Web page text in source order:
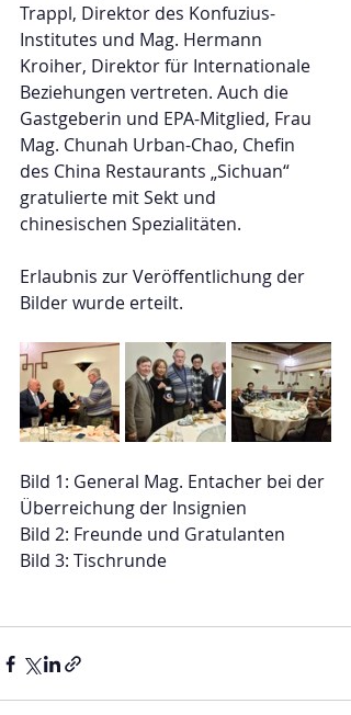
Trappl, Direktor des Konfuzius-
Institutes und Mag. Hermann
Kroiher, Direktor für Internationale
Beziehungen vertreten. Auch die
Gastgeberin und EPA-Mitglied, Frau
Mag. Chunah Urban-Chao, Chefin
des China Restaurants „Sichuan“
gratulierte mit Sekt und
chinesischen Spezialitäten.
Erlaubnis zur Veröffentlichung der
Bilder wurde erteilt.
Bild 1: General Mag. Entacher bei der
Überreichung der Insignien
Bild 2: Freunde und Gratulanten
Bild 3: Tischrunde